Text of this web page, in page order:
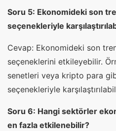
Soru 5: Ekonomideki son
seçenekleriyle
Cevap: Ekonomideki son
seçeneklerini etkileyebilir.
senetleri veya kripto para
seçenekleriyle
Soru 6: Hangi sektörler
en fazla etkilenebilir?